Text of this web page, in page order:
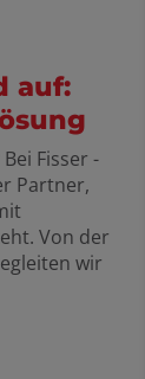
auf:
Fisser -
Partner,
Von der
wir